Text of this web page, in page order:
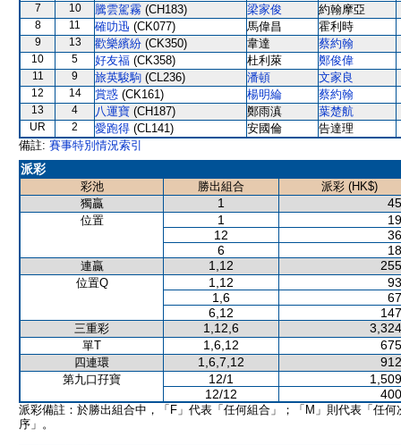
7 10 騰雲駕霧 (CH183) 梁家俊 約翰摩亞
8 11 確叻迅 (CK077) 馬偉昌 霍利時
9 13 歡樂繽紛 (CK350) 韋達 蔡約翰
10 5 好友福 (CK358) 杜利萊 鄭俊偉
11 9 旅英駿駒 (CL236) 潘頓 文家良
12 14 賞惑 (CK161) 楊明綸 蔡約翰
13 4 八運寶 (CH187) 鄭雨滇 葉楚航
UR 2 愛跑得 (CL141) 安國倫
告達理
備註: 賽事特別情況索引
派彩
彩池 勝出組合
派彩 (HK$)
獨贏
1
位置 1
12
6
連贏 1,12
位置Q 1,12
1,6
6,12
三重彩 1,12,6
單T 1,6,12
四連環 1,6,7,12
第九口孖寶 12/1
12/12
派彩備註：於勝出組合中，「F」代表「任何組合」；「M」則代表「任何
序」。